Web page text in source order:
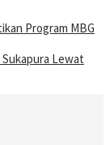
Program MBG
Lewat